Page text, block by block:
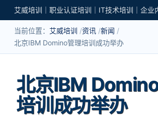
当前位置： 艾威培训 资讯 新闻
北京IBM Domino管理培训成功举办
北京IBM
培训成功举办